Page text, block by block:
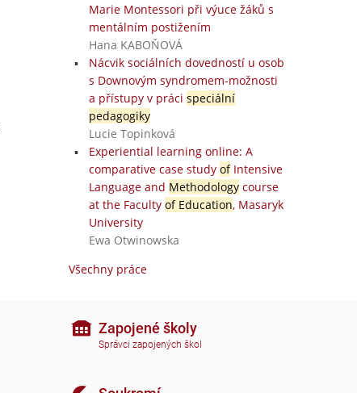
Marie Montessori při výuce žáků s
mentálním postižením
Hana KABOŇOVÁ
Nácvik sociálních dovedností u osob
s Downovým syndromem-možnosti
a přístupy v práci speciální
pedagogiky
Lucie Topinková
Experiential learning online: A
comparative case study ofIntensive
Language and Methodologycourse
at the Faculty of Education, Masaryk
University
Ewa Otwinowska
Všechny práce
Zapojené školy
Správci zapojených škol